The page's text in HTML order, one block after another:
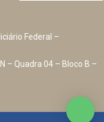
Federal –
– Quadra 04 – Bloco B –